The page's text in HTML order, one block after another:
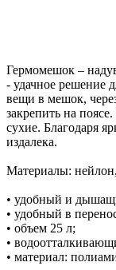
Гермомешок –
- удачное решение
вещи в мешок,
закрепить на
сухие. Благодаря
издалека.
Материалы:
• удобный и
• удобный в
• объем 25 л;
•
• материал: